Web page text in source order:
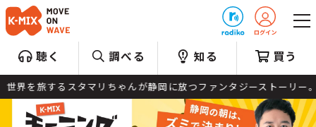
聴く 調べる 知る 買う
旅するスタマリちゃんが静岡に放つファンタジーストーリー。 メ